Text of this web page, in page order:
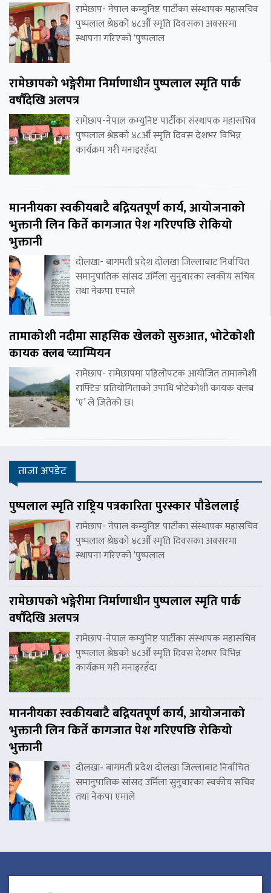
रामेछाप- नेपाल कम्युनिष्ट पार्टीका संस्थापक महासचिव
पुष्पलाल श्रेष्ठको ४८औँ स्मृति दिवसका अवसरमा
स्थापना गरिएको ‘पुष्पलाल
रामेछापको भङ्गेरीमा निर्माणाधीन पुष्पलाल स्मृति पार्क
वर्षौंदेखि अलपत्र
रामेछाप-नेपाल कम्युनिष्ट पार्टीका संस्थापक महासचिव
पुष्पलाल श्रेष्ठको ४८औँ स्मृति दिवस देशभर विभिन्न
कार्यक्रम गरी मनाइरहँदा
माननीयका स्वकीयबाटै बद्नियतपूर्ण कार्य, आयोजनाको
भुक्तानी लिन किर्ते कागजात पेश गरिएपछि रोकियो
भुक्तानी
दोलखा- बागमती प्रदेश दोलखा जिल्लाबाट निर्वाचित
समानुपातिक सांसद उर्मिला सुनुवारका स्वकीय सचिव
तथा नेकपा एमाले
तामाकोशी नदीमा साहसिक खेलको सुरुआत, भोटेकोशी
कायक क्लब च्याम्पियन
रामेछाप- रामेछापमा पहिलोपटक आयोजित तामाकोशी
राफ्टिङ प्रतियोगिताको उपाधि भोटेकोशी कायक क्लब
‘ए’ ले जितेको छ।
ताजा अपडेट
पुष्पलाल स्मृति राष्ट्रिय पत्रकारिता पुरस्कार पौडेललाई
रामेछाप- नेपाल कम्युनिष्ट पार्टीका संस्थापक महासचिव
पुष्पलाल श्रेष्ठको ४८औँ स्मृति दिवसका अवसरमा
स्थापना गरिएको ‘पुष्पलाल
रामेछापको भङ्गेरीमा निर्माणाधीन पुष्पलाल स्मृति पार्क
वर्षौंदेखि अलपत्र
रामेछाप-नेपाल कम्युनिष्ट पार्टीका संस्थापक महासचिव
पुष्पलाल श्रेष्ठको ४८औँ स्मृति दिवस देशभर विभिन्न
कार्यक्रम गरी मनाइरहँदा
माननीयका स्वकीयबाटै बद्नियतपूर्ण कार्य, आयोजनाको
भुक्तानी लिन किर्ते कागजात पेश गरिएपछि रोकियो
भुक्तानी
दोलखा- बागमती प्रदेश दोलखा जिल्लाबाट निर्वाचित
समानुपातिक सांसद उर्मिला सुनुवारका स्वकीय सचिव
तथा नेकपा एमाले